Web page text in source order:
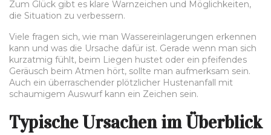
Zum Glück gibt es klare Warnzeichen und Möglichkeiten,
die Situation zu verbessern.
Viele fragen sich, wie man Wassereinlagerungen erkennen
kann und was die Ursache dafür ist. Gerade wenn man sich
kurzatmig fühlt, beim Liegen hustet oder ein pfeifendes
Geräusch beim Atmen hört, sollte man aufmerksam sein.
Auch ein überraschender plötzlicher Hustenanfall mit
schaumigem Auswurf kann ein Zeichen sein.
Typische Ursachen im Überblick